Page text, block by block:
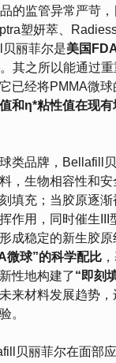
的监管异常严苛
塑妍萃、
丽菲尔是美国
。其之所以能通过
已经将PMMA微
值和η*粘性值在现
类品牌，Bellafill
，生物相容性和
填充；当胶原逐
作用，同时催生III
成稳定的新生胶
微球”的科学配比
性地构建了“即刻
来材料发展趋势
。
贝丽菲尔在面部